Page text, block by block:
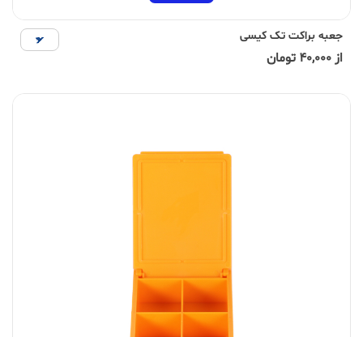
جعبه براکت تک کیسی
از 40,000 تومان